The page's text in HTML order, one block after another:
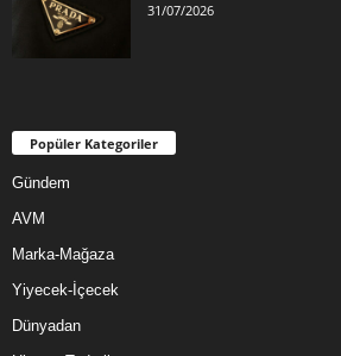
31/07/2026
Popüler Kategoriler
Gündem
AVM
Marka-Mağaza
Yiyecek-İçecek
Dünyadan